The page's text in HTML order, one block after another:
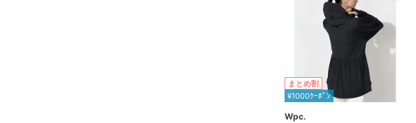
まとめ割
¥1000ｸｰﾎﾟﾝ
Wpc.